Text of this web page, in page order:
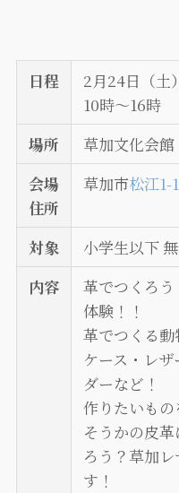
日程
2月24日（土
10時～16時
場所
草加文化会
会場
住所
草加市松江1-
対象
小学生以下
内容
革でつくろ
体験！！
革でつくる
ケース・レ
ダーなど！
作りたいもの
そうかの皮
ろう？草加
す！